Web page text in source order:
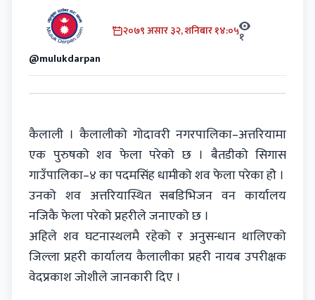
@mulukdarpan
२०७९ असार ३२, शनिबार १४:०५१
कैलाली । कैलालीको गोदावरी नगरपालिका–अत्तरियामा
एक पुरुषको शव फेला परेको छ । बैतडीको सिगास
गाउँपालिका–४ का पदमसिंह धामीको शव फेला परेका होे ।
उनको शव अत्तरियास्थित सबडिभिजन वन कार्यालय
नजिकै फेला परेको प्रहरीले जनाएको छ ।
अहिले शव घटनास्थलमै रहेको र अनुसन्धान थालिएको
जिल्ला प्रहरी कार्यालय कैलालीका प्रहरी नायब उपरीक्षक
वेदप्रकाश जोशीले जानकारी दिए ।